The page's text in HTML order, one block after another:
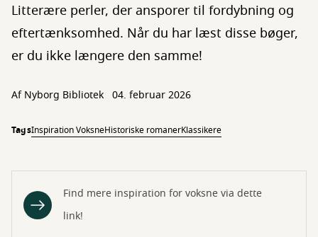
Litterære perler, der ansporer til fordybning og
eftertænksomhed. Når du har læst disse bøger,
er du ikke længere den samme!
AfNyborg Bibliotek 04. februar 2026
TagsInspiration VoksneHistoriske romanerKlassikere
Find mere inspiration for voksne via dette
link!